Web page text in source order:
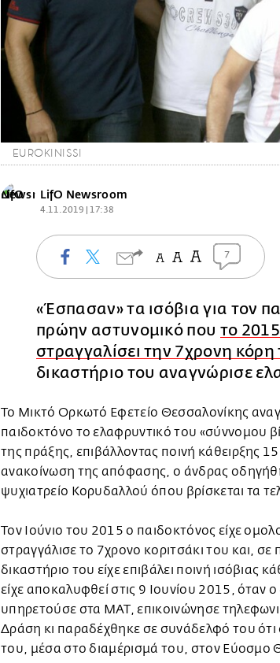
EUROKINISSI
LifO Newsroom
4.11.2019 | 17:38
7
«Έσπασαν» τα ισόβια για τον
πρώην αστυνομικό που το 2015
στραγγαλίσει την 7χρονη κόρη
δικαστήριο του αναγνώρισε
Το Μικτό Ορκωτό Εφετείο Θεσσαλονίκης
παιδοκτόνο το ελαφρυντικό του «σύννομου
της πράξης, επιβάλλοντας ποινή κάθειρξης
ανακοίνωση της απόφασης, ο άνδρας
ψυχιατρείο Κορυδαλλού όπου βρίσκεται τα
Τον Ιούνιο του 2015 ο παιδοκτόνος είχε
στραγγάλισε το 7χρονο κοριτσάκι του και,
δικαστήριο του είχε επιβάλει ποινή ισόβιας
είχε αποκαλυφθεί στις 9 Ιουνίου 2015, όταν
υπηρετούσε στα ΜΑΤ, επικοινώνησε
Δράση κι παραδέχθηκε σε συνάδελφό του ότι
του, μέσα στο διαμέρισμά του, στον Εύοσμο